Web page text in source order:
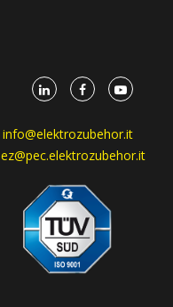
info@elektrozubehor.it
ez@pec.elektrozubehor.it